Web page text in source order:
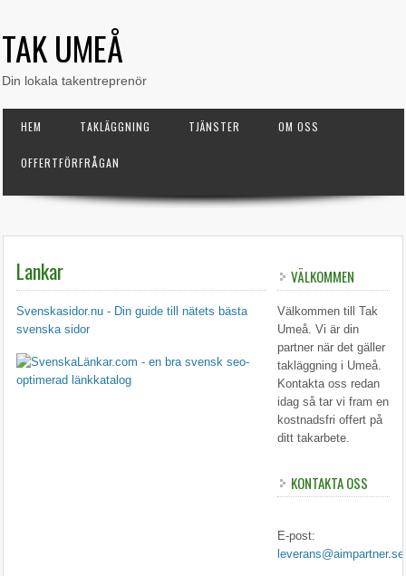
TAK UMEÅ
Din lokala takentreprenör
HEM TAKLÄGGNING TJÄNSTER OM OSS
OFFERTFÖRFRÅGAN
Lankar
Svenskasidor.nu - Din guide till nätets bästa
svenska sidor
VÄLKOMMEN
Välkommen till Tak
Umeå. Vi är din
partner när det gäller
takläggning i Umeå.
Kontakta oss redan
idag så tar vi fram en
kostnadsfri offert på
ditt takarbete.
KONTAKTA OSS
E-post:
leverans@aimpartner.se